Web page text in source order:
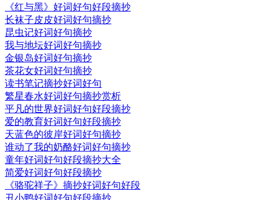
《红与黑》好词好句好段摘抄
长袜子皮皮好词好句摘抄
昆虫记好词好句摘抄
我与地坛好词好句摘抄
金银岛好词好句摘抄
茶花女好词好句摘抄
读书笔记摘抄好词好句
繁星春水好词好句摘抄赏析
平凡的世界好词好句好段摘抄
爱的教育好词好句好段摘抄
天蓝色的彼岸好词好句摘抄
谁动了我的奶酪好词好句摘抄
童年好词好句好段摘抄大全
简爱好词好句好段摘抄
《骆驼祥子》摘抄好词好句好段
丑小鸭好词好句好段摘抄